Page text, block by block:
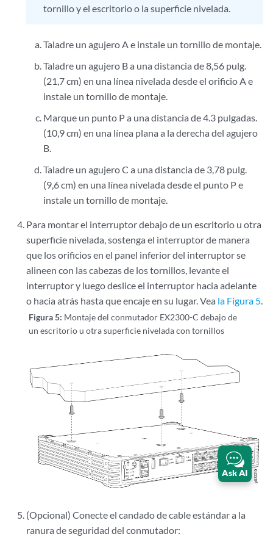
tornillo y el escritorio o la superficie nivelada.
Taladre un agujero A e instale un tornillo de montaje.
Taladre un agujero B a una distancia de 8,56 pulg.
(21,7 cm) en una línea nivelada desde el orificio A e
instale un tornillo de montaje.
Marque un punto P a una distancia de 4.3 pulgadas.
(10,9 cm) en una línea plana a la derecha del agujero
B.
Taladre un agujero C a una distancia de 3,78 pulg.
(9,6 cm) en una línea nivelada desde el punto P e
instale un tornillo de montaje.
Para montar el interruptor debajo de un escritorio u otra
superficie nivelada, sostenga el interruptor de manera
que los orificios en el panel inferior del interruptor se
alineen con las cabezas de los tornillos, levante el
interruptor y luego deslice el interruptor hacia adelante
o hacia atrás hasta que encaje en su lugar. Vea la Figura 5.
Figura 5: Montaje del conmutador EX2300-C debajo de
un escritorio u otra superficie nivelada con tornillos
(Opcional) Conecte el candado de cable estándar a la
ranura de seguridad del conmutador:
Ask AI